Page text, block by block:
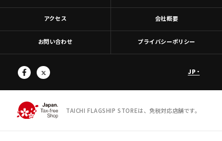
アクセス 会社概要
お問い合わせ プライバシーポリシー
JP
TAICHI FLAGSHIP STOREは、免税対応店舗です。